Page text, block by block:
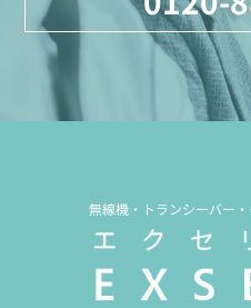
無線機・トランシーバー